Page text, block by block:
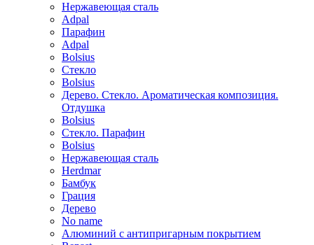
Нержавеющая сталь
Adpal
Парафин
Adpal
Bolsius
Стекло
Bolsius
Дерево. Стекло. Ароматическая композиция.
Отдушка
Bolsius
Стекло. Парафин
Bolsius
Нержавеющая сталь
Herdmar
Бамбук
Грация
Дерево
No name
Алюминий с антипригарным покрытием